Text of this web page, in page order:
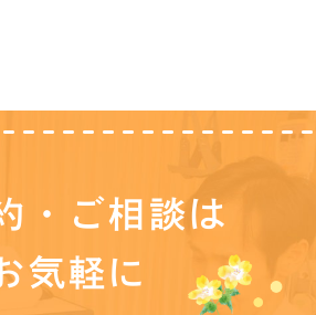
・ご相談は
気軽に